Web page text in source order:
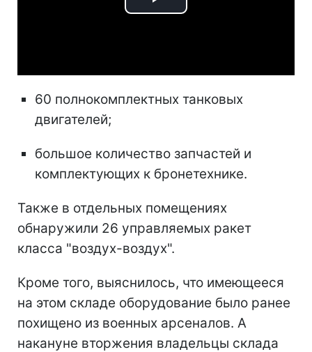
Play
60 полнокомплектных танковых
двигателей;
большое количество запчастей и
комплектующих к бронетехнике.
Также в отдельных помещениях
обнаружили 26 управляемых ракет
класса "воздух-воздух".
Кроме того, выяснилось, что имеющееся
на этом складе оборудование было ранее
похищено из военных арсеналов. А
накануне вторжения владельцы склада